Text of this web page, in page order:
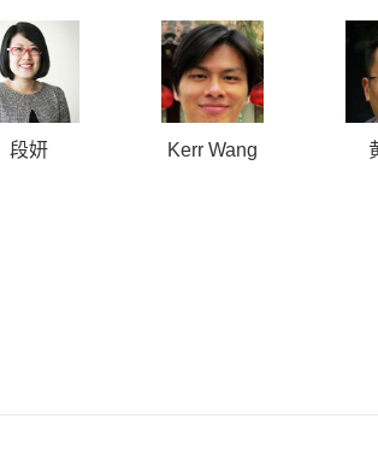
段妍 Kerr Wang